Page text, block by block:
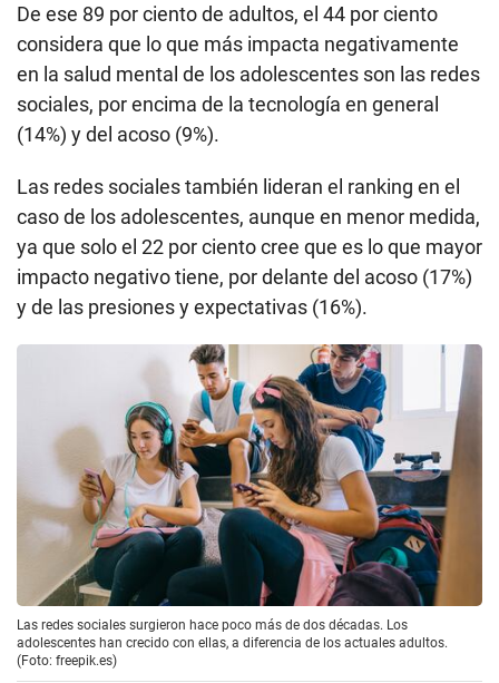
De ese 89 por ciento de adultos, el 44 por ciento
considera que lo que más impacta negativamente
en la salud mental de los adolescentes son las redes
sociales, por encima de la tecnología en general
(14%) y del acoso (9%).
Las redes sociales también lideran el ranking en el
caso de los adolescentes, aunque en menor medida,
ya que solo el 22 por ciento cree que es lo que mayor
impacto negativo tiene, por delante del acoso (17%)
y de las presiones y expectativas (16%).
Las redes sociales surgieron hace poco más de dos décadas. Los
adolescentes han crecido con ellas, a diferencia de los actuales adultos.
(Foto: freepik.es)